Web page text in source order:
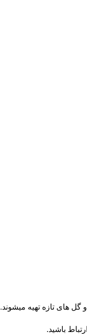
گل های تازه تهیه میشوند.
باشید.